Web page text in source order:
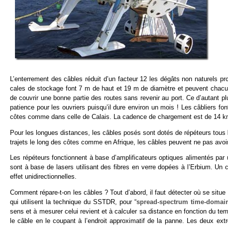
L’enterrement des câbles réduit d’un facteur 12 les dégâts non naturels
cales de stockage font 7 m de haut et 19 m de diamètre et peuvent
de couvrir une bonne partie des routes sans revenir au port. Ce d’autant
patience pour les ouvriers puisqu’il dure environ un mois ! Les câbliers
côtes comme dans celle de Calais. La cadence de chargement est de 14
Pour les longues distances, les câbles posés sont dotés de répéteurs
trajets le long des côtes comme en Afrique, les câbles peuvent ne pas
Les répéteurs fonctionnent à base d’amplificateurs optiques alimentés
sont à base de lasers utilisant des fibres en verre dopées à l’Erbium.
effet unidirectionnelles.
Comment répare-t-on les câbles ? Tout d’abord, il faut détecter où se
qui utilisent la technique du SSTDR, pour “spread-spectrum time-
sens et à mesurer celui revient et à calculer sa distance en fonction du
le câble en le coupant à l’endroit approximatif de la panne. Les deux